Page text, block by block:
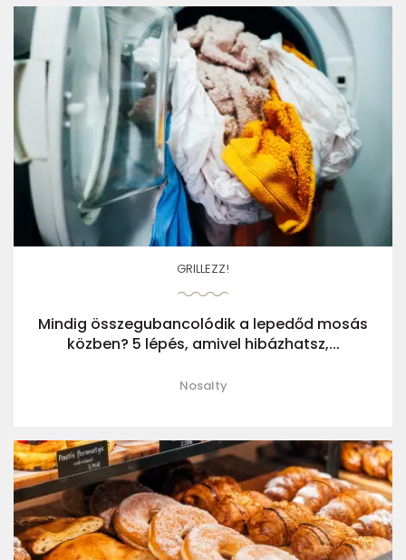
GRILLEZZ!
Mindig összegubancolódik a lepedőd mosás
közben? 5 lépés, amivel hibázhatsz,...
Nosalty